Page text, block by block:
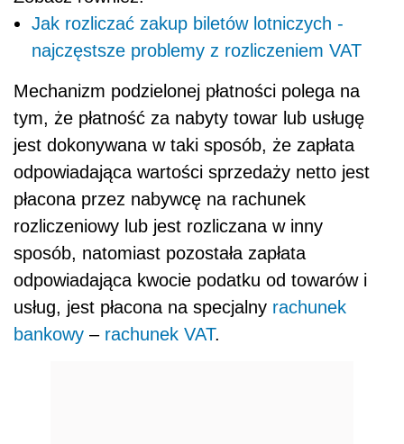
Jak rozliczać zakup biletów lotniczych -
najczęstsze problemy z rozliczeniem VAT
Mechanizm podzielonej płatności polega na
tym, że płatność za nabyty towar lub usługę
jest dokonywana w taki sposób, że zapłata
odpowiadająca wartości sprzedaży netto jest
płacona przez nabywcę na rachunek
rozliczeniowy lub jest rozliczana w inny
sposób, natomiast pozostała zapłata
odpowiadająca kwocie podatku od towarów i
usług, jest płacona na specjalny rachunek
bankowy – rachunek VAT.